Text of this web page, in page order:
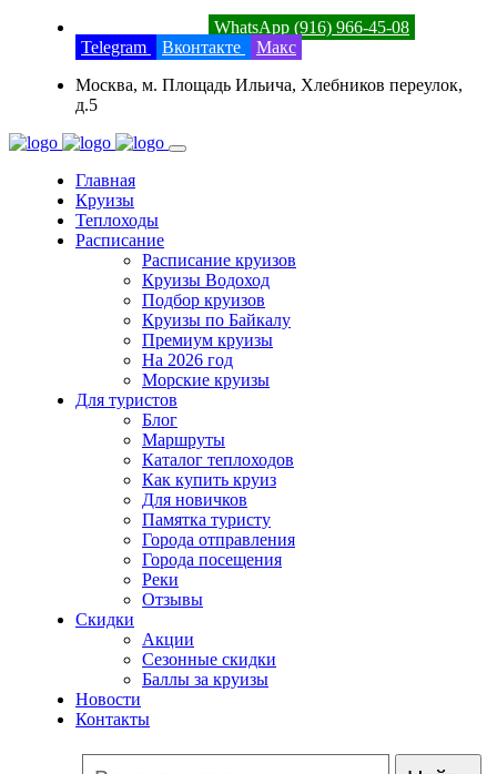
WhatsApp (916) 966-45-08
Telegram
Вконтакте
Макс
Москва, м. Площадь Ильича, Хлебников переулок,
д.5
Главная
Круизы
Теплоходы
Расписание
Расписание круизов
Круизы Водоход
Подбор круизов
Круизы по Байкалу
Премиум круизы
На 2026 год
Морские круизы
Для туристов
Блог
Маршруты
Каталог теплоходов
Как купить круиз
Для новичков
Памятка туристу
Города отправления
Города посещения
Реки
Отзывы
Скидки
Акции
Сезонные скидки
Баллы за круизы
Новости
Контакты